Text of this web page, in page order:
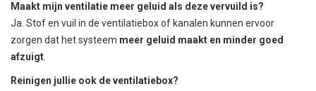
Maakt mijn ventilatie meer geluid als deze vervuild is?
Ja. Stof en vuil in de ventilatiebox of kanalen kunnen ervoor
zorgen dat het systeem meer geluid maakt en minder goed
afzuigt.
Reinigen jullie ook de ventilatiebox?